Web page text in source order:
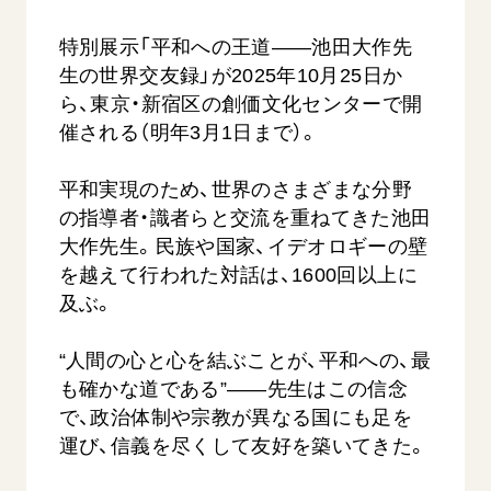
関連団体
道府県中心会館
soka youth media
Soka Gakkai グローバルサイト
SGIピースサイト
SOKA PICKS すべて見る
特別展示「平和への王道――池田大作先
生の世界交友録」が2025年10月25日か
ら、東京・新宿区の創価文化センターで開
催される（明年3月1日まで）。
平和実現のため、世界のさまざまな分野
の指導者・識者らと交流を重ねてきた池田
大作先生。民族や国家、イデオロギーの壁
を越えて行われた対話は、1600回以上に
及ぶ。
“人間の心と心を結ぶことが、平和への、最
も確かな道である”――先生はこの信念
で、政治体制や宗教が異なる国にも足を
運び、信義を尽くして友好を築いてきた。